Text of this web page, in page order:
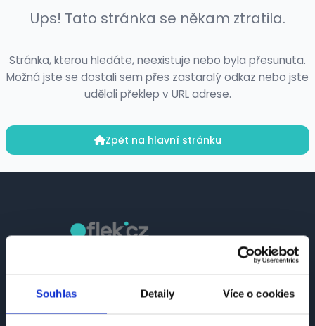
Souhlas Detaily Více o cookies
Ups! Tato stránka se někam ztratila.
Stránka, kterou hledáte, neexistuje nebo byla přesunuta.
Možná jste se dostali sem přes zastaralý odkaz nebo jste
udělali překlep v URL adrese.
Zpět na hlavní stránku
Česká platforma pro hledání práce a talentů.
Spojujeme kandidáty se zaměstnavateli.